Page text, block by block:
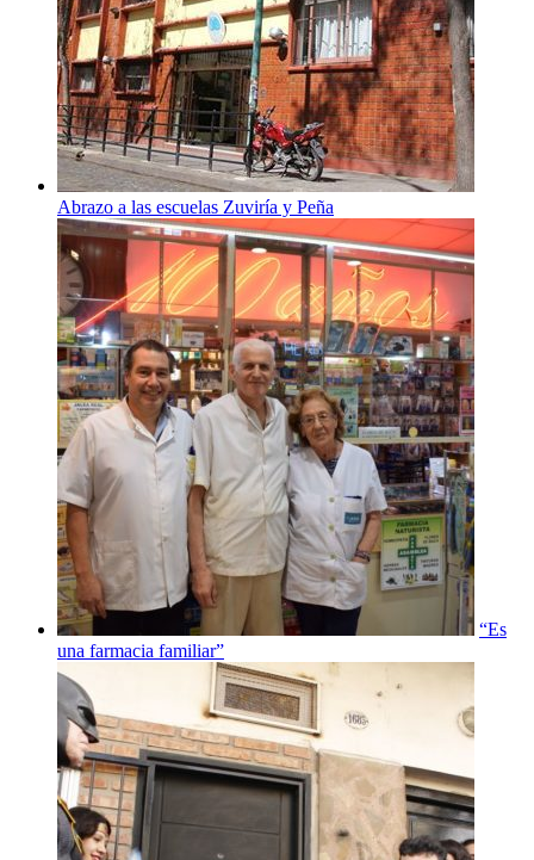
Abrazo a las escuelas Zuviría y Peña
“Es
una farmacia familiar”